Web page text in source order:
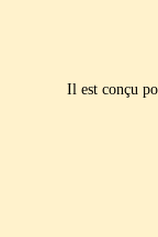
Il est conçu